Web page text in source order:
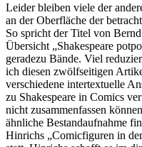
Leider bleiben viele der
an der Oberfläche der
So spricht der Titel von
Übersicht „Shakespeare
geradezu Bände. Viel
ich diesen zwölfseitigen
verschiedene intertextuelle
zu Shakespeare in Comics
nicht zusammenfassen
ähnliche Bestandaufnahme
Hinrichs „Comicfiguren in